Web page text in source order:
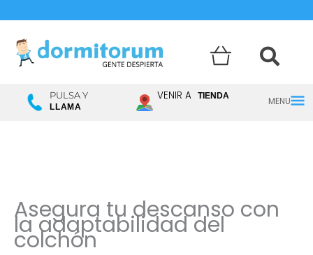
Menú
PULSA Y
LLAMA
VENIR A TIENDA
Asegura tu descanso con
la adaptabilidad del
colchón